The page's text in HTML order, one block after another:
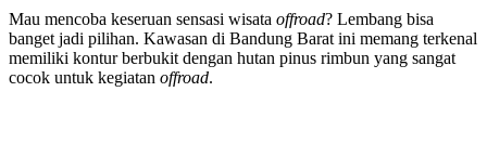
Mau mencoba keseruan sensasi wisata offroad? Lembang bisa
banget jadi pilihan. Kawasan di Bandung Barat ini memang terkenal
memiliki kontur berbukit dengan hutan pinus rimbun yang sangat
cocok untuk kegiatan offroad.